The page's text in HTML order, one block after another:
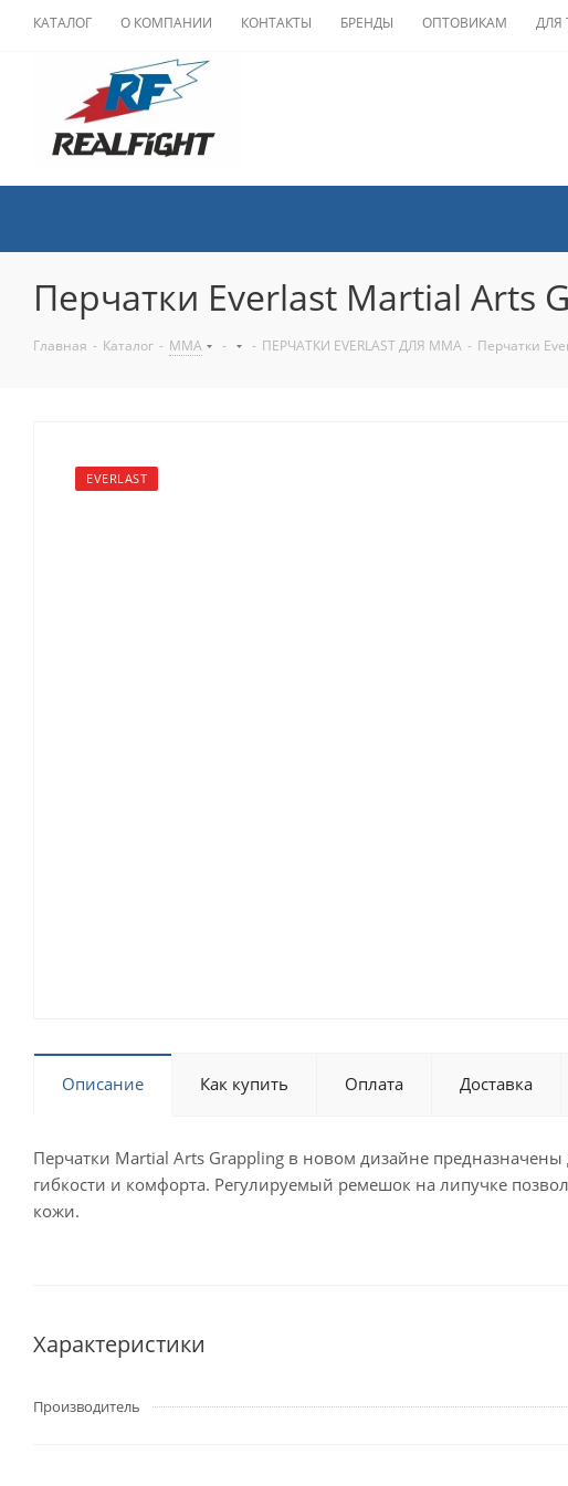
КАТАЛОГ О КОМПАНИИ КОНТАКТЫ БРЕНДЫ ОПТОВИКАМ ДЛЯ
Перчатки Everlast Martial Arts
Главная - Каталог - ММА - - ПЕРЧАТКИ EVERLAST ДЛЯ MMA - Перчатки
EVERLAST
Описание Как купить Оплата Доставка
Перчатки Martial Arts Grappling в новом дизайне
гибкости и комфорта. Регулируемый ремешок на липучке
кожи.
Характеристики
Производитель